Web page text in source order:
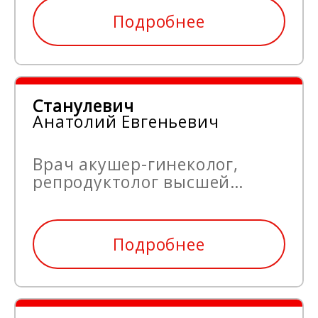
2003 года.Подробнее
Станулевич
Анатолий Евгеньевич
Врач акушер-гинеколог,
репродуктолог высшей
категории. Стаж работы с
1995 года.Подробнее